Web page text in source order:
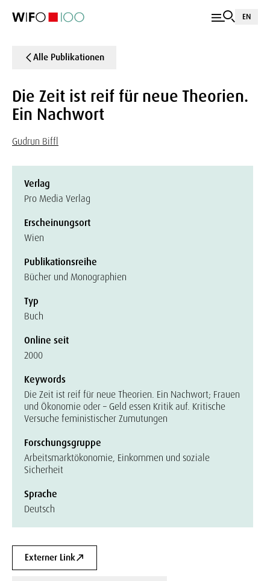
EN
Alle Publikationen
Die Zeit ist reif für neue Theorien.
Ein Nachwort
Gudrun Biffl
Verlag
Pro Media Verlag
Erscheinungsort
Wien
Publikationsreihe
Bücher und Monographien
Typ
Buch
Online seit
2000
Keywords
Die Zeit ist reif für neue Theorien. Ein Nachwort; Frauen
und Ökonomie oder – Geld essen Kritik auf. Kritische
Versuche feministischer Zumutungen
Forschungsgruppe
Arbeitsmarktökonomie, Einkommen und soziale
Sicherheit
Sprache
Deutsch
Externer Link